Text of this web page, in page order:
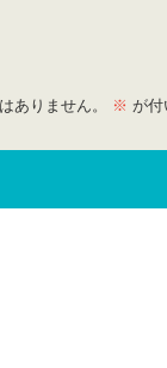
ありません。 ※ が付